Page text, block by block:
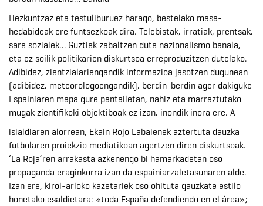
Hezkuntzaz eta testuliburuez harago, bestelako masa-
hedabideak ere funtsezkoak dira. Telebistak, irratiak, prentsak,
sare sozialek… Guztiek zabaltzen dute nazionalismo banala,
eta ez soilik politikarien diskurtsoa erreproduzitzen dutelako.
Adibidez, zientzialariengandik informazioa jasotzen dugunean
(adibidez, meteorologoengandik), berdin-berdin ager dakiguke
Espainiaren mapa gure pantailetan, nahiz eta marraztutako
mugak zientifikoki objektiboak ez izan, inondik inora ere. A
isialdiaren alorrean, Ekain Rojo Labaienek aztertuta dauzka
futbolaren proiekzio mediatikoan agertzen diren diskurtsoak.
‘La Roja’ren arrakasta azkenengo bi hamarkadetan oso
propaganda eraginkorra izan da espainiarzaletasunaren alde.
Izan ere, kirol-arloko kazetariek oso ohituta gauzkate estilo
honetako esaldietara: «toda España defendiendo en el área»;